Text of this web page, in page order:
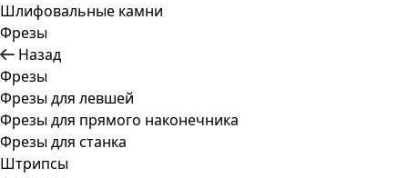
Шлифовальные камни
Фрезы
Назад
Фрезы
Фрезы для левшей
Фрезы для прямого наконечника
Фрезы для станка
Штрипсы